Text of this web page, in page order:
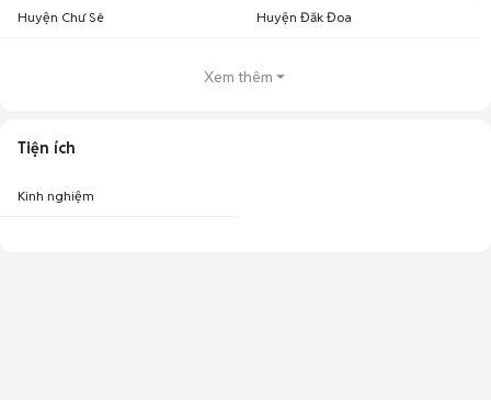
Huyện Chư Sê Huyện Đăk Đoa
Xem thêm
Tiện ích
Kinh nghiệm